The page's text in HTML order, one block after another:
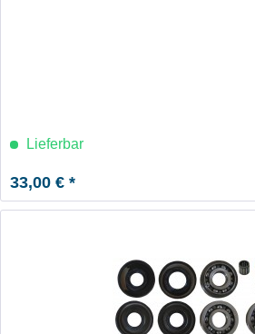
Lieferbar
33,00 € *